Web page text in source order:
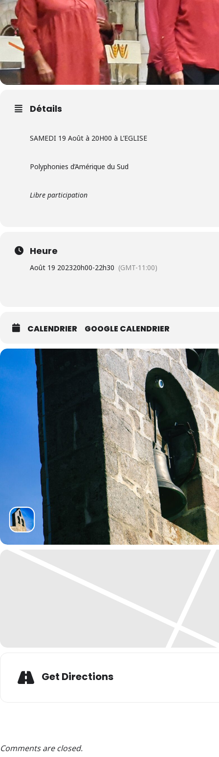
Détails
SAMEDI 19 Août à 20H00 à L’EGLISE
Polyphonies d’Amérique du Sud
Libre participation
Heure
Août 19 202320h00-22h30 (GMT-11:00)
CALENDRIER GOOGLE CALENDRIER
Get Directions
Comments are closed.